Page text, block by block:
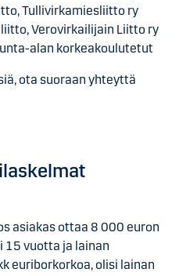
Tullivirkamiesliitto ry
Verovirkailijain Liitto ry
alan korkeakoulutetut
ota suoraan yhteyttä
asiakas ottaa 8 000 euron
15 vuotta ja lainan
euriborkorkoa, olisi lainan